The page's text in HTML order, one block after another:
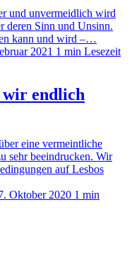
und unvermeidlich wird
deren Sinn und Unsinn.
kann und wird –…
2021 1 min Lesezeit
endlich
eine vermeintliche
sehr beeindrucken. Wir
auf Lesbos
Oktober 2020 1 min